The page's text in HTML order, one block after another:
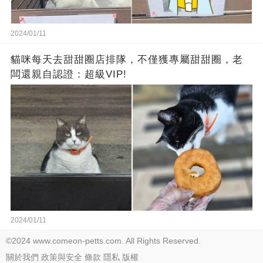
2024/01/11
貓咪每天去甜甜圈店排隊，不僅獲專屬甜甜圈，老
闆還親自認證：超級VIP!
2024/01/11
©2024 www.comeon-petts.com. All Rights Reserved.
關於我們 政策與安全 條款 隱私 版權